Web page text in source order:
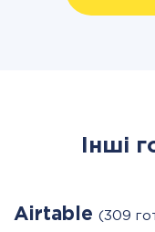
Інші
Airtable (309